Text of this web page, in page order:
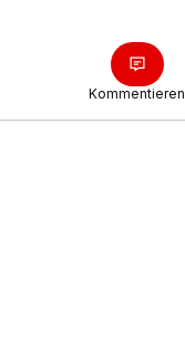
Kommentieren